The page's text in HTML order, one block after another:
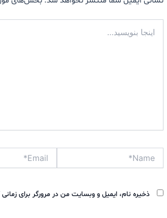
بنویسید…
ذخیره نام، ایمیل و وبسایت من در مرورگر برای